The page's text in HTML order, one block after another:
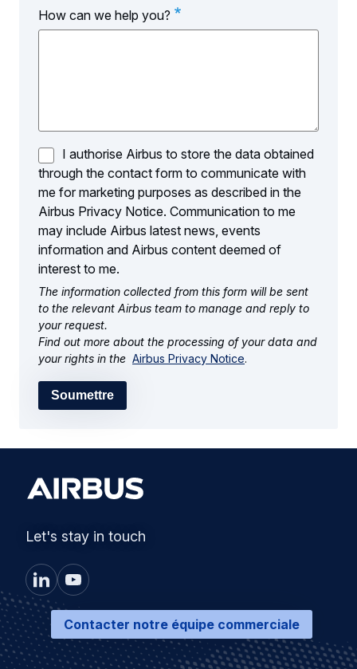
How can we help you?
I authorise Airbus to store the data obtained
through the contact form to communicate with
me for marketing purposes as described in the
Airbus Privacy Notice. Communication to me
may include Airbus latest news, events
information and Airbus content deemed of
interest to me.
The information collected from this form will be sent
to the relevant Airbus team to manage and reply to
your request.
Find out more about the processing of your data and
your rights in the Airbus Privacy Notice.
Soumettre
Let's stay in touch
Contacter notre équipe commerciale